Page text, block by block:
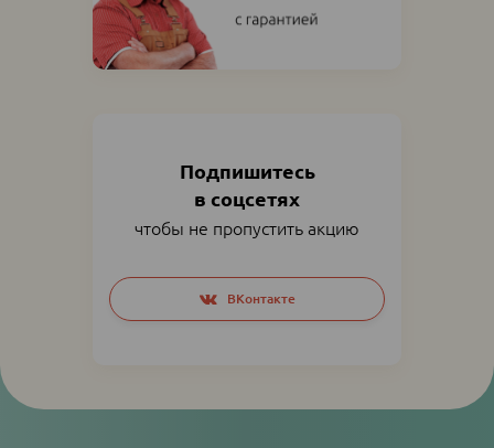
Подпишитесь
в соцсетях
чтобы не пропустить акцию
Social
networks
links
ВКонтакте